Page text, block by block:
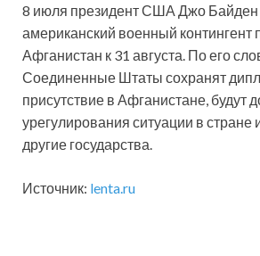
8 июля президент США Джо Байден
американский военный контингент
Афганистан к 31 августа. По его
Соединенные Штаты сохранят
присутствие в Афганистане, будут
урегулирования ситуации в стране
другие государства.
Источник: lenta.ru